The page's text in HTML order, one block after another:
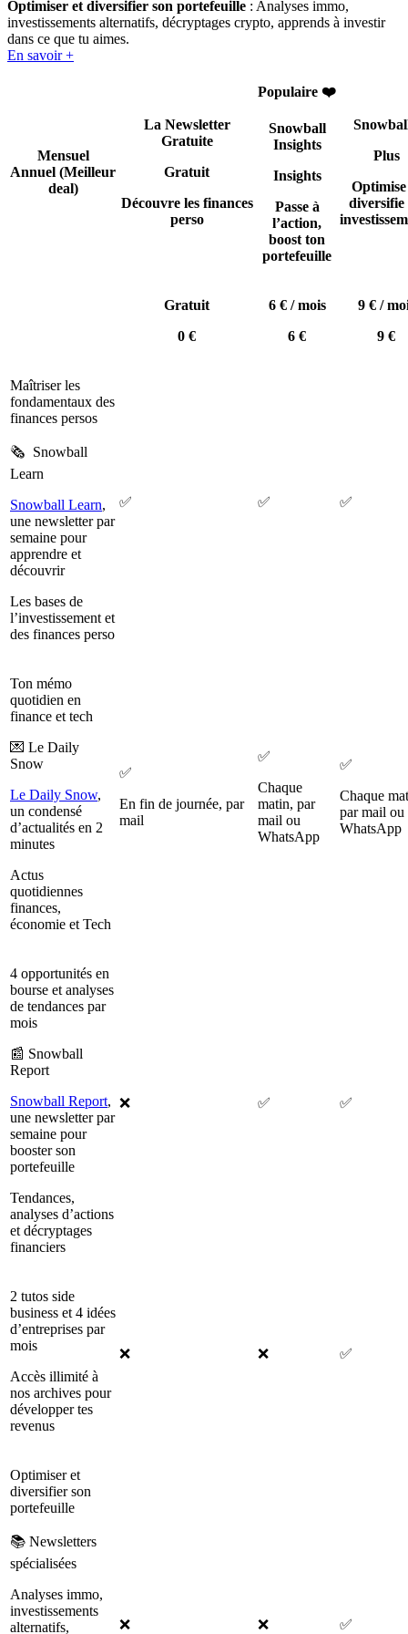
Optimiser et diversifier son portefeuille : Analyses immo,
investissements alternatifs, décryptages crypto, apprends à investir
dans ce que tu aimes.
En savoir +
Mensuel
Annuel (Meilleur
deal)
La Newsletter
Gratuite
Gratuit
Découvre les finances
perso
Populaire ❤️
Snowball
Insights
Insights
Passe à
l’action,
boost ton
portefeuille
Plus
diversifie
Gratuit
0 €
6 € / mois
6 €
9 € /
9 €
Maîtriser les
fondamentaux des
finances persos
🗞️ Snowball
Learn
Snowball Learn,
une newsletter par
semaine pour
apprendre et
découvrir
Les bases de
l’investissement et
des finances perso
✅ ✅ ✅
Ton mémo
quotidien en
finance et tech
💌 Le Daily
Snow
Le Daily Snow,
un condensé
d’actualités en 2
minutes
Actus
quotidiennes
finances,
économie et Tech
✅
En fin de journée, par
mail
✅
Chaque
matin, par
mail ou
WhatsApp
✅
Chaque
par mail ou
WhatsApp
4 opportunités en
bourse et analyses
de tendances par
mois
📰 Snowball
Report
Snowball Report,
une newsletter par
semaine pour
booster son
portefeuille
Tendances,
analyses d’actions
et décryptages
financiers
❌ ✅ ✅
2 tutos side
business et 4 idées
d’entreprises par
mois
Accès illimité à
nos archives pour
développer tes
revenus
❌ ❌ ✅
Optimiser et
diversifier son
portefeuille
📚 Newsletters
spécialisées
Analyses immo,
investissements
alternatifs,
❌ ❌ ✅